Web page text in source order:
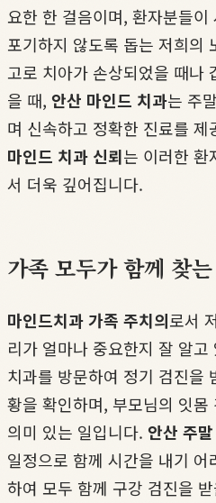
요한 한 걸음이며, 환자분들
포기하지 않도록 돕는 저희의
고로 치아가 손상되었을 때나
을 때, 안산 마인드 치과는 주
며 신속하고 정확한 진료를
마인드 치과 신뢰는 이러한 환
서 더욱 깊어집니다.
가족 모두가 함께 찾
마인드치과 가족 주치의로서
리가 얼마나 중요한지 잘 알
치과를 방문하여 정기 검진을
황을 확인하며, 부모님의 잇
의미 있는 일입니다. 안산 주
일정으로 함께 시간을 내기
하여 모두 함께 구강 검진을